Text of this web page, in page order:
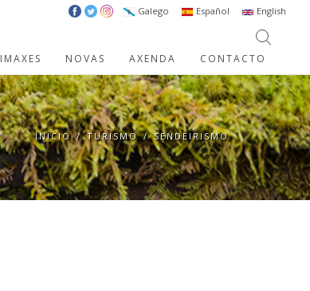
Galego Español English
IMAXES NOVAS AXENDA CONTACTO
INICIO / TURISMO / SENDEIRISMO